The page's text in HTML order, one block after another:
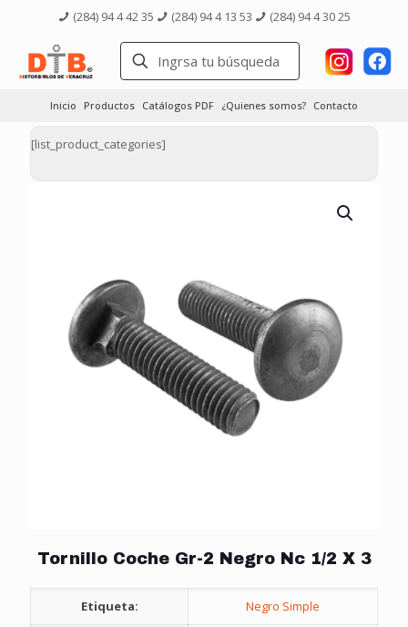
(284) 94 4 42 35 (284) 94 4 13 53 (284) 94 4 30 25
Inicio Productos Catálogos PDF ¿Quienes somos? Contacto
[list_product_categories]
Tornillo Coche Gr-2 Negro Nc 1/2 X 3
Etiqueta: Negro Simple